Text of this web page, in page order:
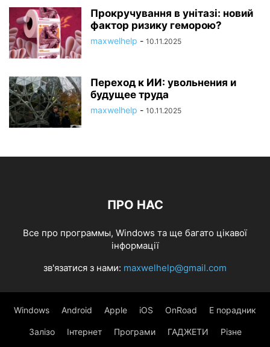
Прокручування в унітазі: новий
фактор ризику геморою?
maxwelhelp - 10.11.2025
Переход к ИИ: увольнения и
будущее труда
maxwelhelp - 10.11.2025
ПРО НАС
Все про программы, Windows та ще багато цікавої
інформації
зв'язатися з нами: maxwelhelp@gmail.com
Windows Android Apple iOS OnRoad Е порадник
Залізо Інтернет Програми ГАДЖЕТИ Різне